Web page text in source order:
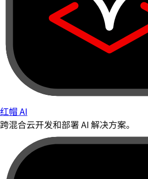
红帽 AI
跨混合云开发和部署 AI 解决方案。